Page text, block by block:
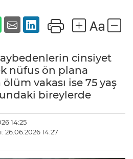
cinsiyet
nüfus ön plana
vakası ise 75 yaş
bireylerde
14:25
14:27